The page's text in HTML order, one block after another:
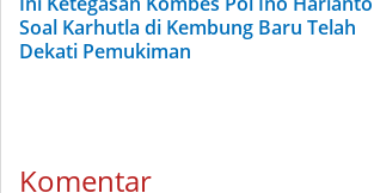
Soal Karhutla di Kembung Baru Telah
Dekati Pemukiman
Komentar